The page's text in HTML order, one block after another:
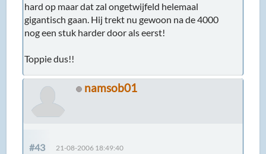
hard op maar dat zal ongetwijfeld helemaal
gigantisch gaan. Hij trekt nu gewoon na de 4000
nog een stuk harder door als eerst!
Toppie dus!!
namsob01
#43 21-08-2006 18:49:40